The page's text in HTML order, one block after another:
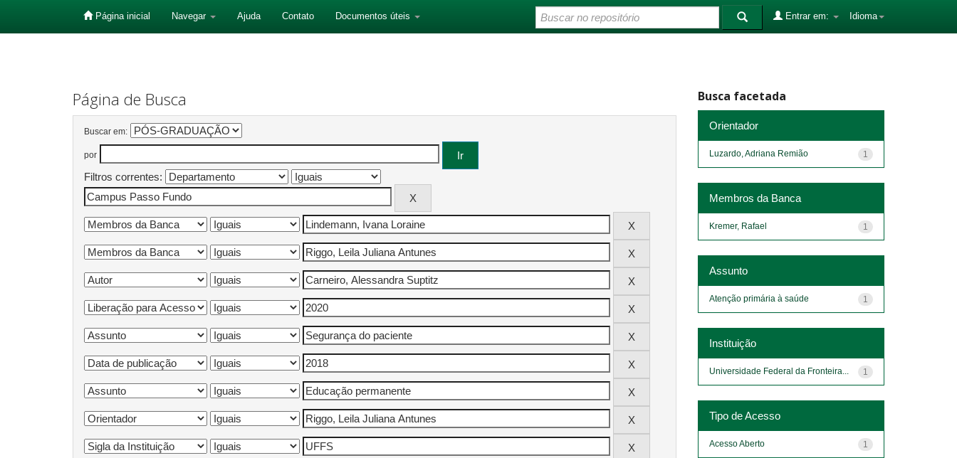
Página inicial Navegar Ajuda Contato Documentos úteis Idioma
Entrar em:
Página de Busca
Buscar em:
por
Filtros correntes:
Busca facetada
Orientador
1
Luzardo, Adriana Remião
Membros da Banca
1
Kremer, Rafael
Assunto
1
Atenção primária à saúde
Instituição
1
Universidade Federal da Fronteira...
Tipo de Acesso
1
Acesso Aberto